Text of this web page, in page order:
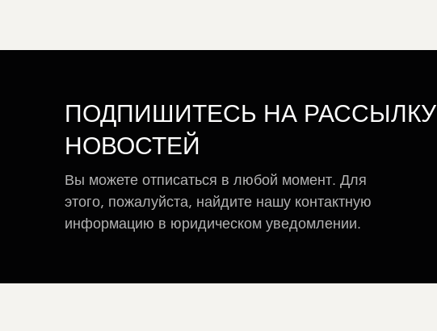
ПОДПИШИТЕСЬ НА РАССЫЛКУ
НОВОСТЕЙ
Вы можете отписаться в любой момент. Для
этого, пожалуйста, найдите нашу контактную
информацию в юридическом уведомлении.